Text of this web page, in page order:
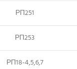
РП251
РП253
РП18-4,5,6,7